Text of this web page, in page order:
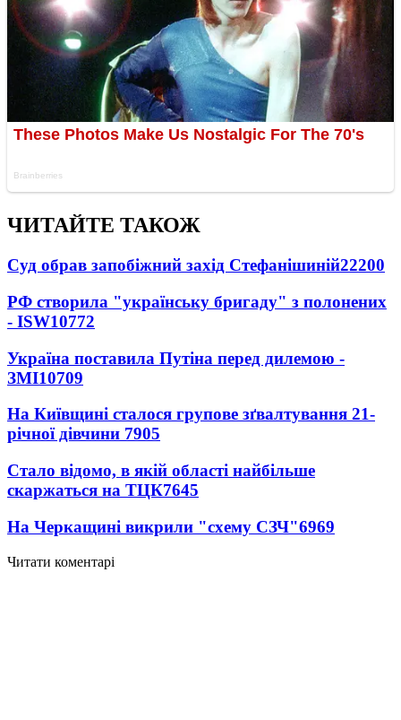
ЧИТАЙТЕ ТАКОЖ
Суд обрав запобіжний захід Стефанішиній22200
РФ створила "українську бригаду" з полонених
- ISW10772
Україна поставила Путіна перед дилемою -
ЗМІ10709
На Київщині сталося групове зґвалтування 21-
річної дівчини 7905
Стало відомо, в якій області найбільше
скаржаться на ТЦК7645
На Черкащині викрили "схему СЗЧ"6969
Читати коментарі